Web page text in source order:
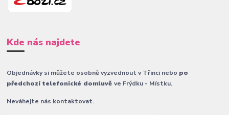
Kde nás najdete
Objednávky si můžete osobně vyzvednout v Třinci nebo po
předchozí telefonické domluvěve Frýdku - Místku.
Neváhejte nás kontaktovat.